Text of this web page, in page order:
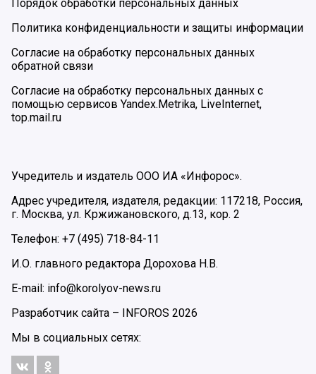
Порядок обработки персональных данных
Политика конфиденциальности и защиты информации
Согласие на обработку персональных данных
обратной связи
Согласие на обработку персональных данных с
помощью сервисов Yandex.Metrika, LiveInternet,
top.mail.ru
Учредитель и издатель ООО ИА «Инфорос».
Адрес учредителя, издателя, редакции: 117218, Россия,
г. Москва, ул. Кржижановского, д.13, кор. 2
Телефон: +7 (495) 718-84-11
И.О. главного редактора Дорохова Н.В.
E-mail: info@korolyov-news.ru
Разработчик сайта – INFOROS 2026
Мы в социальных сетях: